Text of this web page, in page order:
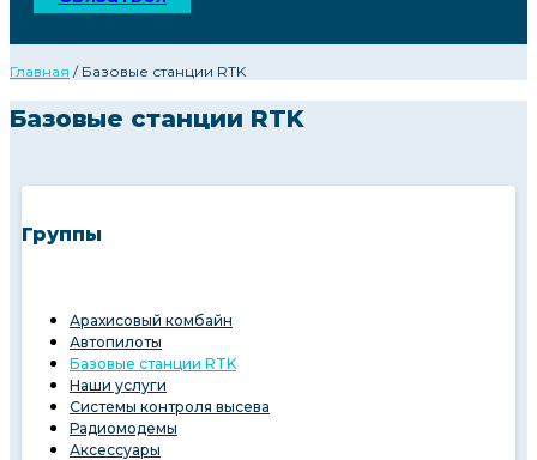
Главная / Базовые станции RTK
Базовые станции RTK
Группы
Арахисовый комбайн
Автопилоты
Базовые станции RTK
Наши услуги
Системы контроля высева
Радиомодемы
Аксессуары